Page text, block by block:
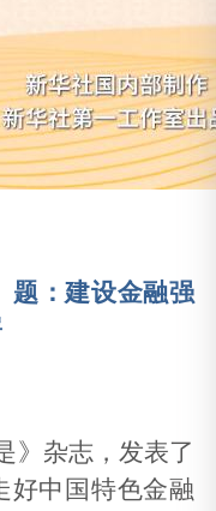
题：建设金融强
署
》杂志，发表了
好中国特色金融